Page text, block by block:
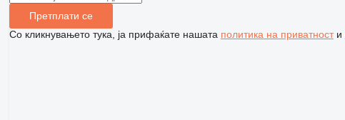
Претплати се
Со кликнувањето тука, ја прифаќате нашата политика на приватности